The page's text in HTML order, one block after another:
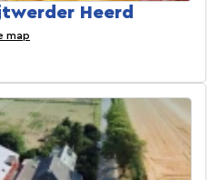
Heerd
map